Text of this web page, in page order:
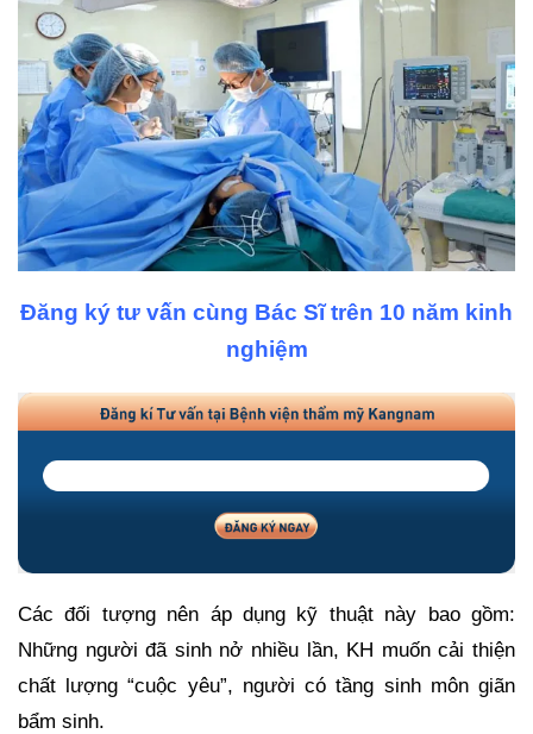
Đăng ký tư vấn cùng Bác Sĩ trên 10 năm kinh
nghiệm
Các đối tượng nên áp dụng kỹ thuật này bao gồm:
Những người đã sinh nở nhiều lần, KH muốn cải thiện
chất lượng “cuộc yêu”, người có tầng sinh môn giãn
bẩm sinh.